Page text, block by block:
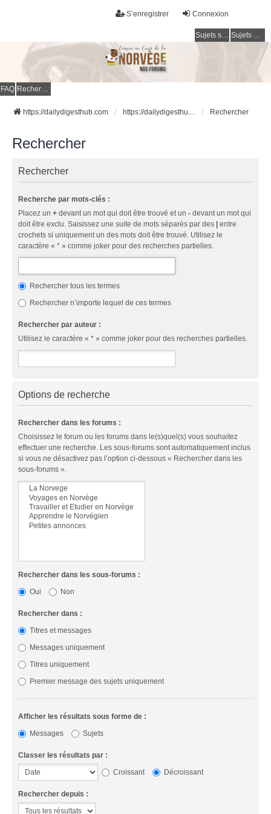
Connexion
S’enregistrer
Sujets sans réponse Sujets actifs
FAQ Rechercher
https://dailydigesthub.com https://dailydigesthub.com Rechercher
Rechercher
Rechercher
Recherche par mots-clés :
Placez un + devant un mot qui doit être trouvé et un - devant un mot qui
doit être exclu. Saisissez une suite de mots séparés par des
entre
crochets si uniquement un des mots doit être trouvé. Utilisez le
caractère « * » comme joker pour des recherches partielles.
Rechercher tous les termes
Rechercher n’importe lequel de ces termes
Rechercher par auteur :
Utilisez le caractère « * » comme joker pour des recherches partielles.
Options de recherche
Rechercher dans les forums :
Choisissez le forum ou les forums dans le(s)quel(s) vous souhaitez
effectuer une recherche. Les sous-forums sont automatiquement inclus
si vous ne désactivez pas l’option ci-dessous « Rechercher dans les
sous-forums ».
Rechercher dans les sous-forums :
Oui
Non
Rechercher dans :
Titres et messages
Messages uniquement
Titres uniquement
Premier message des sujets uniquement
Afficher les résultats sous forme de :
Messages
Sujets
Classer les résultats par :
Croissant
Décroissant
Rechercher depuis :